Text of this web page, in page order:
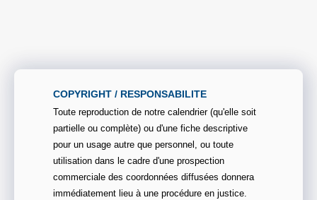
COPYRIGHT / RESPONSABILITE
Toute reproduction de notre calendrier (qu'elle soit
partielle ou complète) ou d'une fiche descriptive
pour un usage autre que personnel, ou toute
utilisation dans le cadre d'une prospection
commerciale des coordonnées diffusées donnera
immédiatement lieu à une procédure en justice.